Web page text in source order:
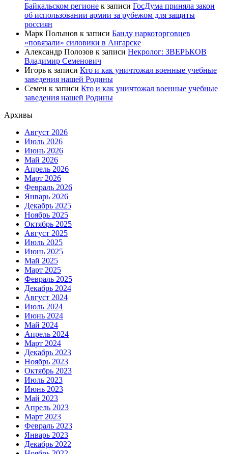
Байкальском регионе к записи ГосДума приняла закон
об использовании армии за рубежом для защиты
россиян
Марк Полынов к записи Банду наркоторговцев
«повязали» силовики в Ангарске
Александр Полозов к записи Некролог: ЗВЕРЬКОВ
Владимир Семенович
Игорь к записи Кто и как уничтожал военные учебные
заведения нашей Родины
Семен к записи Кто и как уничтожал военные учебные
заведения нашей Родины
Архивы
Август 2026
Июль 2026
Июнь 2026
Май 2026
Апрель 2026
Март 2026
Февраль 2026
Январь 2026
Декабрь 2025
Ноябрь 2025
Октябрь 2025
Август 2025
Июль 2025
Июнь 2025
Май 2025
Март 2025
Февраль 2025
Декабрь 2024
Август 2024
Июль 2024
Июнь 2024
Май 2024
Апрель 2024
Март 2024
Декабрь 2023
Ноябрь 2023
Октябрь 2023
Июль 2023
Июнь 2023
Май 2023
Апрель 2023
Март 2023
Февраль 2023
Январь 2023
Декабрь 2022